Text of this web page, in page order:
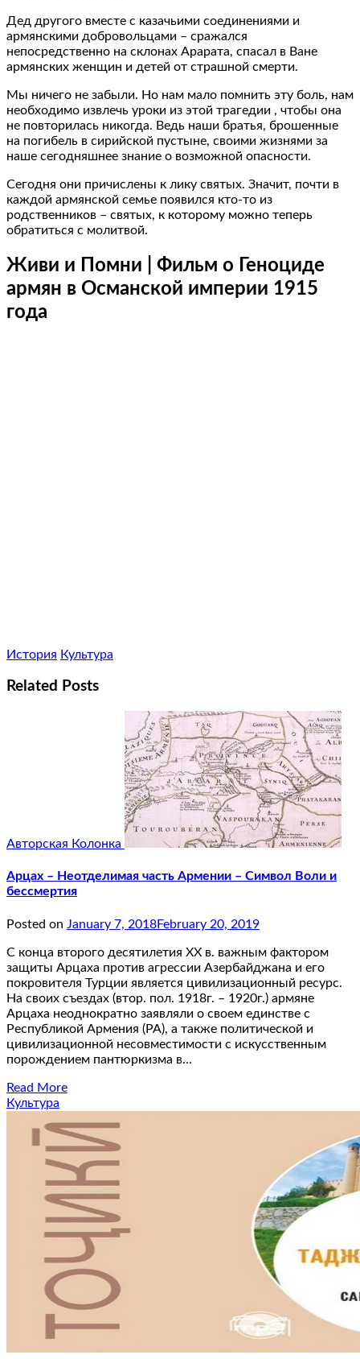
Дед другого вместе с казачьими соединениями и
армянскими добровольцами – сражался
непосредственно на склонах Арарата, спасал в Ване
армянских женщин и детей от страшной смерти.
Мы ничего не забыли. Но нам мало помнить эту боль, нам
необходимо извлечь уроки из этой трагедии , чтобы она
не повторилась никогда. Ведь наши братья, брошенные
на погибель в сирийской пустыне, своими жизнями за
наше сегодняшнее знание о возможной опасности.
Сегодня они причислены к лику святых. Значит, почти в
каждой армянской семье появился кто-то из
родственников – святых, к которому можно теперь
обратиться с молитвой.
Живи и Помни | Фильм о Геноциде
армян в Османской империи 1915
года
История Культура
Related Posts
Авторская Колонка
Арцах – Неотделимая часть Армении – Символ Воли и
бессмертия
Posted on January 7, 2018February 20, 2019
С конца второго десятилетия XX в. важным фактором
защиты Арцаха против агрессии Азербайджана и его
покровителя Турции является цивилизационный ресурс.
На своих съездах (втор. пол. 1918г. – 1920г.) армяне
Арцаха неоднократно заявляли о своем единстве с
Республикой Армения (РА), а также политической и
цивилизационной несовместимости с искусственным
порождением пантюркизма в…
Read More
Культура